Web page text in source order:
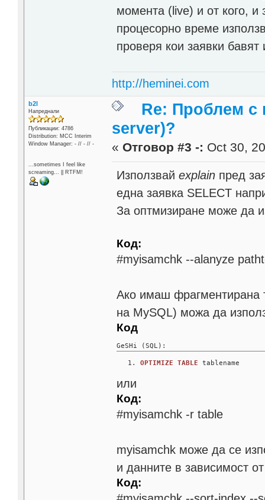
момента (live) и от кого, и
процесорно време
проверя кои заявки
http://heminei.com
b2l
Напреднали
Публикации: 4786
Distribution: MCC Interim
Window Manager: - // - // -
...sometimes I feel like
screaming... || RTFM!
Re: Проблем с
server)?
« Отговор #3 -: Oct 30,
Използвайexplain пред
една заявка SELECT
За оптмизиране може да
Код:
#myisamchk --alanyze
Ако имаш фрагментирана
на MySQL) можа да
Код
GeSHi (SQL):
OPTIMIZE TABLE tablename
или
Код:
#myisamchk -r table
myisamchk може да се
и данните в зависимост
Код: